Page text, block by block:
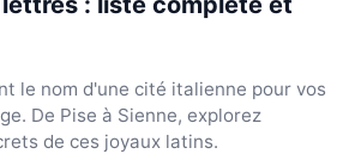
le nom d'une cité italienne pour vos
De Pise à Sienne, explorez
de ces joyaux latins.